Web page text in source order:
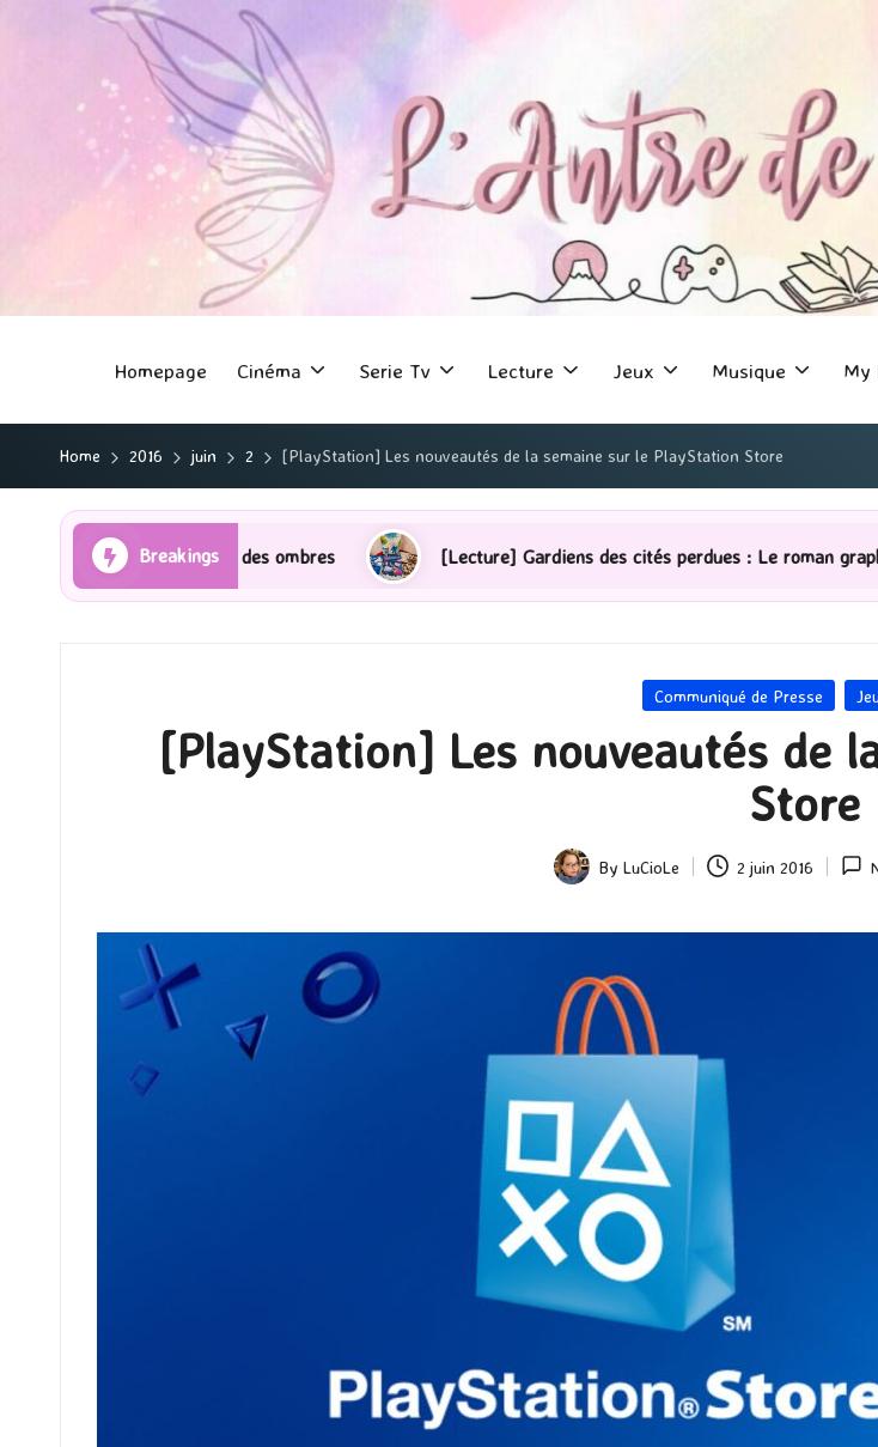
Homepage Cinéma Serie Tv Lecture Jeux Musique My
Home 2016 juin 2 [PlayStation] Les nouveautés de la semaine sur le PlayStation Store
Breakings
Rayons et des ombres [Lecture] Gardiens des cités perdues : Le roman graphique Tome 1
Posted
Communiqué de Presse
[PlayStation] Les nouveautés de
Store
Posted
By LuCioLe 2 juin 2016